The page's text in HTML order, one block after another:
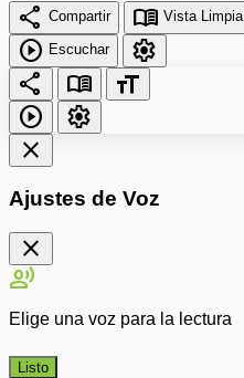
share Compartir menu_book Vista Limpia
play_circle Escuchar
settings
share
menu_book
format_size
play_circle
settings
close
Ajustes de Voz
close
record_voice_over
Elige una voz para la lectura
Listo